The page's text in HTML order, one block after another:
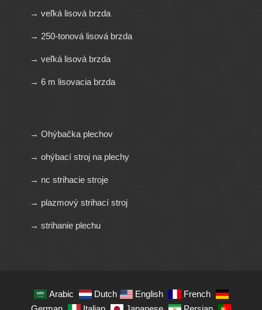
→ veľká lisová brzda
→ 250-tonová lisová brzda
→ veľká lisová brzda
→ 6 m lisovacia brzda
→ Ohýbačka plechov
→ ohýbací stroj na plechy
→ nc strihacie stroje
→ plazmový strihací stroj
→ strihanie plechu
Arabic Dutch English
French